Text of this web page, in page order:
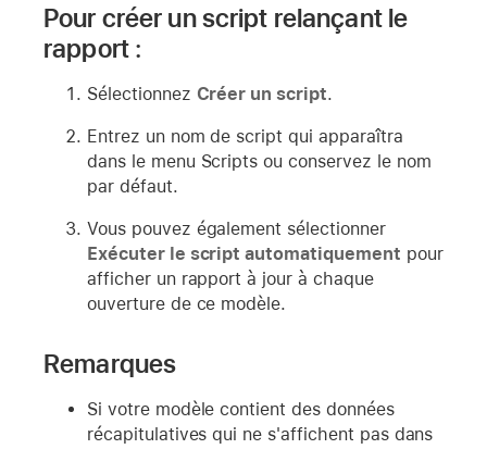
Pour créer un script relançant le
rapport :
Sélectionnez Créer un script.
Entrez un nom de script qui apparaîtra
dans le menu Scripts ou conservez le nom
par défaut.
Vous pouvez également sélectionner
Exécuter le script automatiquement pour
afficher un rapport à jour à chaque
ouverture de ce modèle.
Remarques
Si votre modèle contient des données
récapitulatives qui ne s'affichent pas dans